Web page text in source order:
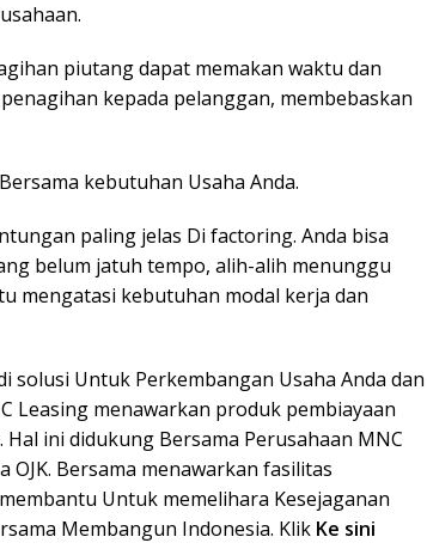
piutang dapat memakan waktu dan
kepada pelanggan, membebaskan
kebutuhan Usaha Anda.
paling jelas Di factoring. Anda bisa
belum jatuh tempo, alih-alih menunggu
mengatasi kebutuhan modal kerja dan
solusi Untuk Perkembangan Usaha Anda dan
Leasing menawarkan produk pembiayaan
ini didukung Bersama Perusahaan MNC
Bersama menawarkan fasilitas
Untuk memelihara Kesejaganan
Membangun Indonesia. Klik Ke sini